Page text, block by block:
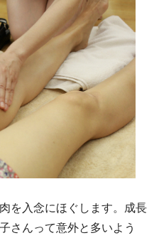
を入念にほぐします。成長
さんって意外と多いよう